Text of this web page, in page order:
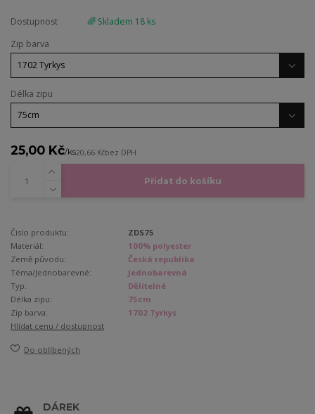
Dostupnost
🌈 Skladem 18 ks
Zip barva
Délka zipu
25,00 Kč/ks20,66 Kčbez DPH
Přidat do košíku
Číslo produktu:
ZDS75
Materiál:
100% polyester
Země původu:
Česká republika
Téma/Jednobarevné:
Jednobarevná
Typ:
Dělitelné
Délka zipu:
75cm
Zip barva:
1702 Tyrkys
Hlídat cenu / dostupnost
Do oblíbených
DÁREK